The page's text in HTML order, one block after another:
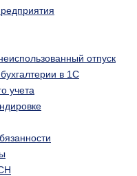
отпуск
в 1С
учета